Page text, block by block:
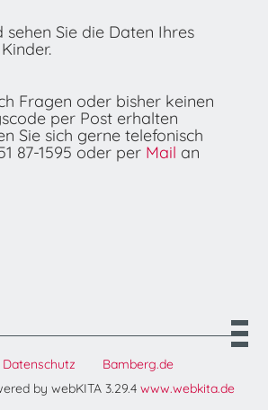
sehen Sie die Daten Ihres
Fragen oder bisher keinen
per Post erhalten
Sie sich gerne telefonisch
87-1595 oder per Mail an
Datenschutz
Bamberg.de
by webKITA 3.29.4 www.webkita.de